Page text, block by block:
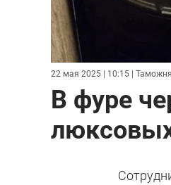
22 мая 2025 | 10:15 |
В фуре